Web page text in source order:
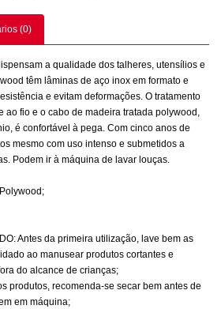
(0)
a qualidade dos talheres, utensílios e
têm lâminas de aço inox em formato e
e evitam deformações. O tratamento
ao fio e o cabo de madeira tratada polywood,
é confortável à pega. Com cinco anos de
mesmo com uso intenso e submetidos a
Podem ir à máquina de lavar louças.
Antes da primeira utilização, lave bem as
ao manusear produtos cortantes e
do alcance de crianças;
produtos, recomenda-se secar bem antes de
em máquina;